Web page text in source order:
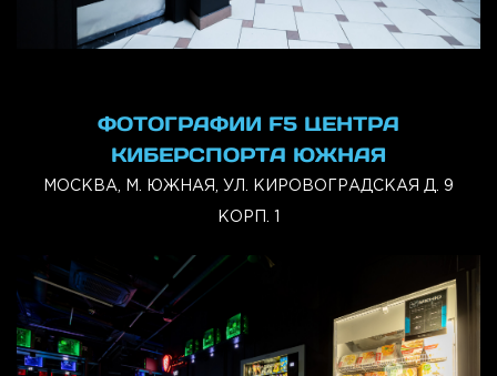
ФОТОГРАФИИ F5 ЦЕНТРА
КИБЕРСПОРТА ЮЖНАЯ
МОСКВА, М. ЮЖНАЯ, УЛ. КИРОВОГРАДСКАЯ Д. 9
КОРП. 1